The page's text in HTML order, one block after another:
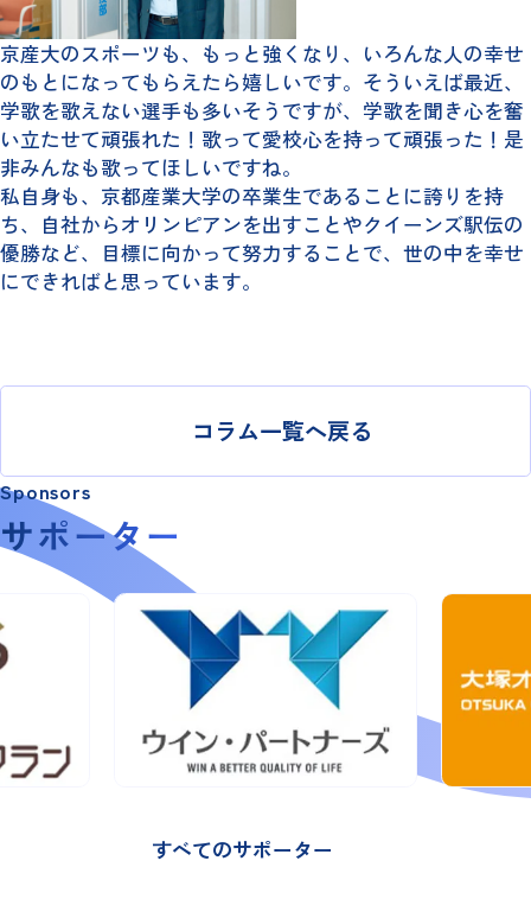
京産大のスポーツも、もっと強くなり、いろんな人の幸せ
のもとになってもらえたら嬉しいです。そういえば最近、
学歌を歌えない選手も多いそうですが、学歌を聞き心を奮
い立たせて頑張れた！歌って愛校心を持って頑張った！是
非みんなも歌ってほしいですね。
私自身も、京都産業大学の卒業生であることに誇りを持
ち、自社からオリンピアンを出すことやクイーンズ駅伝の
優勝など、目標に向かって努力することで、世の中を幸せ
にできればと思っています。
コラム一覧へ戻る
Sponsors
サポーター
すべてのサポーター